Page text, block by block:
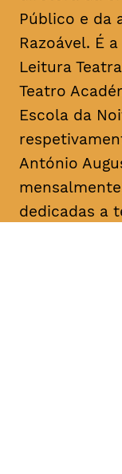
Público e da
Razoável. É
Leitura
Teatro
Escola da
António
dedicadas a